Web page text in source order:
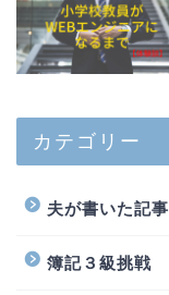
カテゴリー
夫が書いた記事
簿記３級挑戦